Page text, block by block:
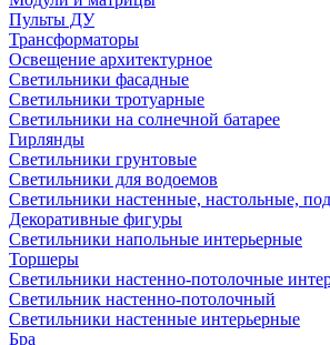
Пульты ДУ
Трансформаторы
Освещение архитектурное
Светильники фасадные
Светильники тротуарные
Светильники на солнечной батарее
Гирлянды
Светильники грунтовые
Светильники для водоемов
Светильники настенные, настольные,
Декоративные фигуры
Светильники напольные интерьерные
Торшеры
Светильники настенно-потолочные
Светильник настенно-потолочный
Светильники настенные интерьерные
Бра